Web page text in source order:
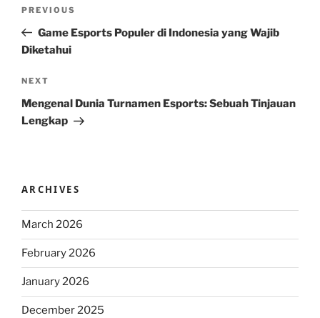
Previous
Post
PREVIOUS
Game Esports Populer di Indonesia yang Wajib
Diketahui
Next
Post
NEXT
Mengenal Dunia Turnamen Esports: Sebuah Tinjauan
Lengkap
ARCHIVES
March 2026
February 2026
January 2026
December 2025